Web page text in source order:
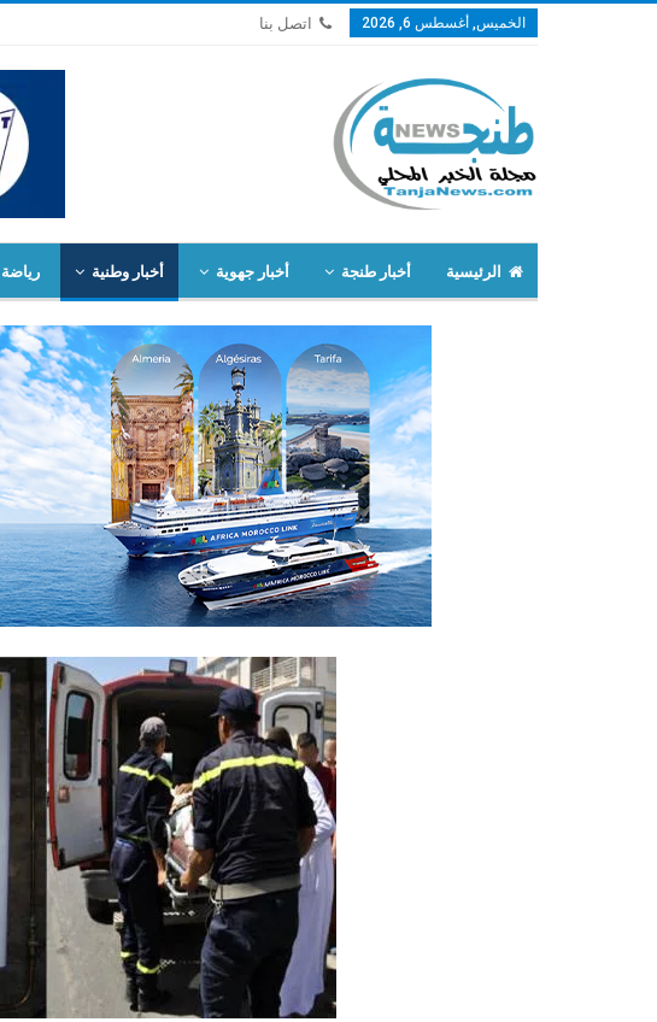
الخميس, أغسطس 6, 2026 اتصل بنا
الرئيسية أخبار طنجة أخبار جهوية أخبار وطنية رياضة